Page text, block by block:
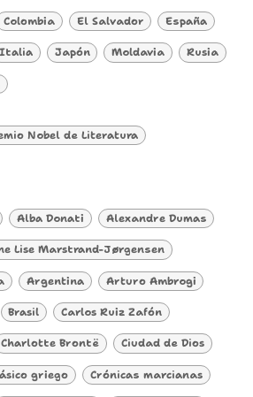
Colombia El Salvador España
Italia Japón Moldavia Rusia
Nobel de Literatura
Alba Donati Alexandre Dumas
Lise Marstrand-Jørgensen
Argentina Arturo Ambrogi
Brasil Carlos Ruiz Zafón
Charlotte Brontë Ciudad de Dios
griego Crónicas marcianas